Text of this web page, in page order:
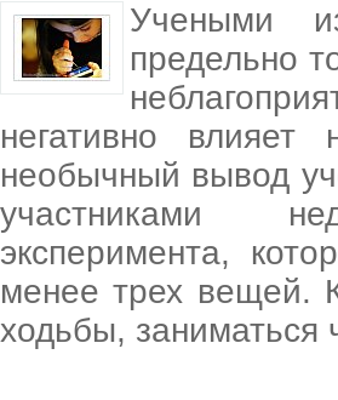
Учеными
предельно
негативно
необычный вывод
участниками
эксперимента,
менее трех вещей.
ходьбы,